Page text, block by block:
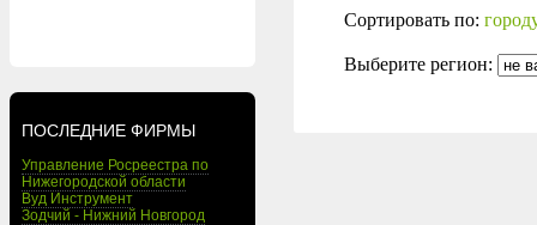
ПОСЛЕДНИЕ ФИРМЫ
Управление Росреестра по
Нижегородской области
Вуд Инструмент
Зодчий - Нижний Новгород
Сортировать по:
Выберите регион: